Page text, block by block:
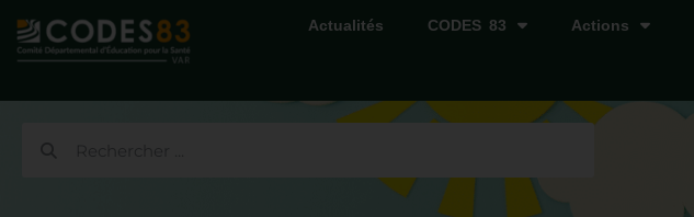
Actualités CODES 83 Actions